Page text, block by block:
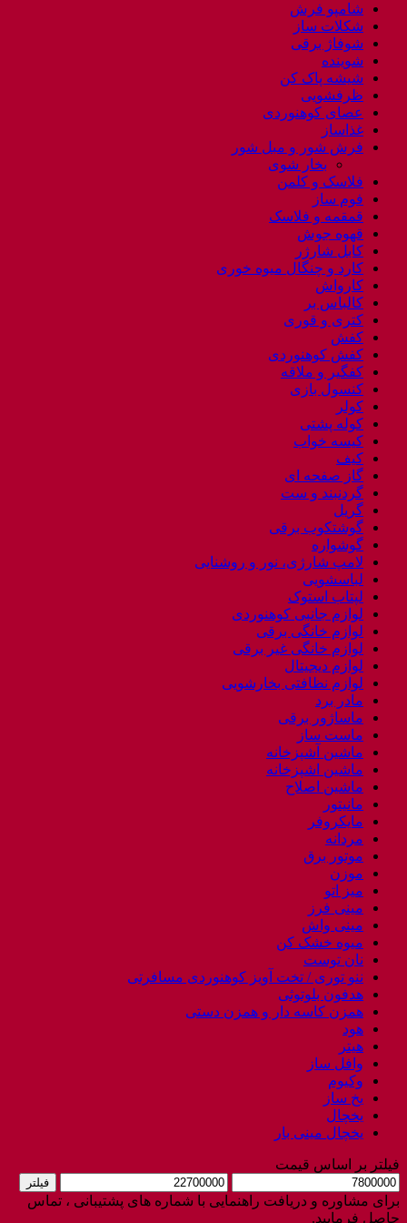
شامپو فرش
شکلات ساز
شوفاژ برقی
شوینده
شیشه پاک کن
ظرفشویی
عصای کوهنوردی
غذاساز
فرش شور و مبل شور
بخار شوی
فلاسک و کلمن
فوم ساز
قمقمه و فلاسک
قهوه جوش
کابل شارژر
کارد و چنگال میوه خوری
کارواش
کالباس بر
کتری و قوری
کفش
کفش کوهنوردی
کفگیر و ملاقه
کنسول بازی
کولر
کوله پشتی
کیسه خواب
کیف
گاز صفحه ای
گردنبند و ست
گریل
گوشتکوب برقی
گوشواره
لامپ شارژی، نور و روشنایی
لباسشویی
لپتاب استوک
لوازم جانبی کوهنوردی
لوازم خانگی برقی
لوازم خانگی غیر برقی
لوازم دیجیتال
لوازم نظافتی بخارشویی
مادر برد
ماساژور برقی
ماست ساز
ماشین آشپزخانه
ماشین اشپزخانه
ماشین اصلاح
مانیتور
مایکروفر
مردانه
موتور برق
موزن
میز اتو
مینی فرز
مینی واش
میوه خشک کن
نان توست
ننو توری / تخت آویز کوهنوردی مسافرتی
هدفون بلوتوثی
همزن کاسه دار و همزن دستی
هود
هیتر
وافل ساز
وکیوم
یخ ساز
یخچال
یخچال مینی بار
فیلتر بر اساس قیمت
حداقل
قیمت
حداکثر
قیمت
فیلتر
برای مشاوره و دریافت راهنمایی با شماره های پشتیبانی ، تماس
حاصل فرمایید.